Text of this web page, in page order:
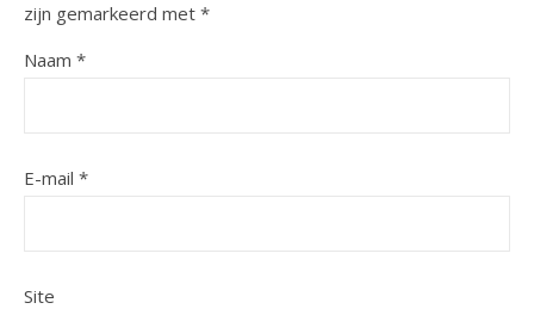
zijn gemarkeerd met *
Naam *
E-mail *
Site